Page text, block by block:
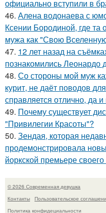
официально вступили в
46. Алена водонаева с
Ксении Бородиной, где та
мужа как "Свою
47. 12 лет назад на
познакомились Леонардо
48. Со стороны мой муж
курит, не даёт поводов
справляется отлично, да
49. Почему существует
"Привилегии Красоты"?
50. Зендая, которая
продемонстрировала
йоркской премьере
© 2026 Современная девушка
Контакты
Пользовательское
Политика конфидециальности